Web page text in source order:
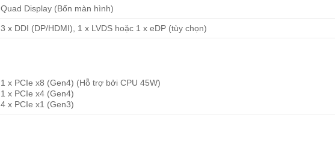
Quad Display (Bốn màn hình)
3 x DDI (DP/HDMI), 1 x LVDS hoặc 1 x eDP (tùy chọn)
1 x PCIe x8 (Gen4) (Hỗ trợ bởi CPU 45W)
1 x PCIe x4 (Gen4)
4 x PCIe x1 (Gen3)